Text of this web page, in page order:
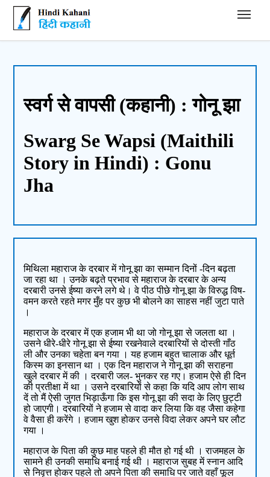
Hindi Kahani - हिंदी कहानी
स्वर्ग से वापसी (कहानी) : गोनू झा
Swarg Se Wapsi (Maithili
Story in Hindi) : Gonu
Jha
मिथिला महाराज के दरबार में गोनू झा का सम्मान दिनों -दिन बढ़ता
जा रहा था । उनके बढ़ते प्रभाव से महाराज के दरबार के अन्य
दरबारी उनसे ईष्या करने लगे थे। वे पीठ पीछे गोनू झा के विरुद्ध विष-
वमन करते रहते मगर मुँह पर कुछ भी बोलने का साहस नहीं जुटा पाते
।
महाराज के दरबार में एक हजाम भी था जो गोनू झा से जलता था ।
उसने धीरे-धीरे गोनू झा से ईष्या रखनेवाले दरबारियों से दोस्ती गाँठ
ली और उनका चहेता बन गया । यह हजाम बहुत चालाक और धूर्त
किस्म का इनसान था । एक दिन महाराज ने गोनू झा की सराहना
खुले दरबार में की । दरबारी जल- भुनकर रह गए। हजाम ऐसे ही दिन
की प्रतीक्षा में था । उसने दरबारियों से कहा कि यदि आप लोग साथ
दें तो मैं ऐसी जुगत भिड़ाऊँगा कि इस गोनू झा की सदा के लिए छुट्टी
हो जाएगी। दरबारियों ने हजाम से वादा कर लिया कि वह जैसा कहेगा
वे वैसा ही करेंगे । हजाम खुश होकर उनसे विदा लेकर अपने घर लौट
गया ।
महाराज के पिता की कुछ माह पहले ही मौत हो गई थी । राजमहल के
सामने ही उनकी समाधि बनाई गई थी । महाराज सुबह में स्नान आदि
से निवृत्त होकर पहले तो अपने पिता की समाधि पर जाते वहाँ फूल